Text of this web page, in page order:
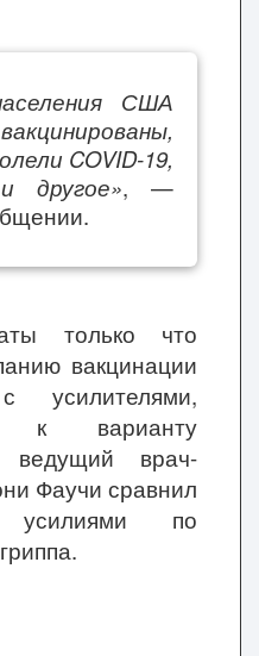
США
COVID-19,
, —
только что
вакцинации
усилителями,
к варианту
ведущий врач-
Фаучи сравнил
по